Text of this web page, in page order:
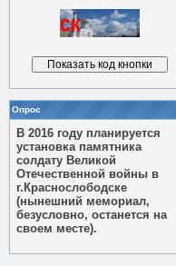
Опрос
В 2016 году планируется
установка памятника
солдату Великой
Отечественной войны в
г.Краснослободске
(нынешний мемориал,
безусловно, останется на
своем месте).